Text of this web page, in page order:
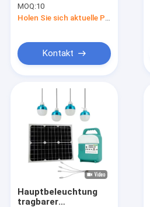
Hybrid Inverter
Nachhaltig
MOQ:10
Kontakt
Hauptbeleuchtung
tragbarer